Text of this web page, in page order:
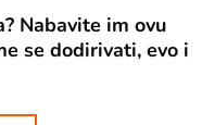
Nabavite im ovu
se dodirivati, evo i